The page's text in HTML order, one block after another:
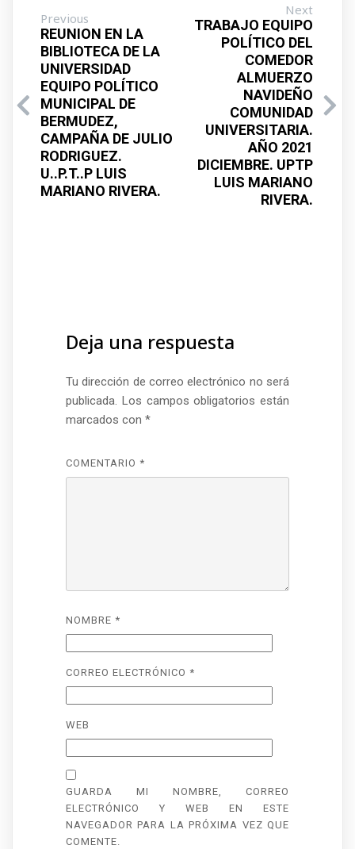
Previous
REUNION EN LA
BIBLIOTECA DE LA
UNIVERSIDAD
EQUIPO POLÍTICO
MUNICIPAL DE
BERMUDEZ,
CAMPAÑA DE JULIO
RODRIGUEZ.
U..P.T..P LUIS
MARIANO RIVERA.
Next
TRABAJO EQUIPO
POLÍTICO DEL
COMEDOR
ALMUERZO
NAVIDEÑO
COMUNIDAD
UNIVERSITARIA.
AÑO 2021
DICIEMBRE. UPTP
LUIS MARIANO
RIVERA.
Deja una respuesta
Tu dirección de correo electrónico no será
publicada. Los campos obligatorios están
marcados con *
COMENTARIO *
NOMBRE *
CORREO ELECTRÓNICO *
WEB
GUARDA MI NOMBRE, CORREO
ELECTRÓNICO Y WEB EN ESTE
NAVEGADOR PARA LA PRÓXIMA VEZ QUE
COMENTE.